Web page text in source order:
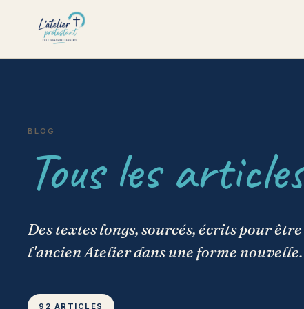
BLOG
Tous les
Des textes longs, sourcés, écrits pour
l'ancien Atelier dans une forme nouvelle.
92 ARTICLES